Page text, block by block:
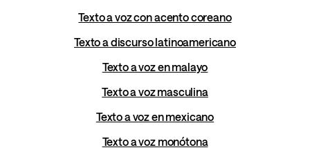
Texto a voz con acento coreano
Texto a discurso latinoamericano
Texto a voz en malayo
Texto a voz masculina
Texto a voz en mexicano
Texto a voz monótona